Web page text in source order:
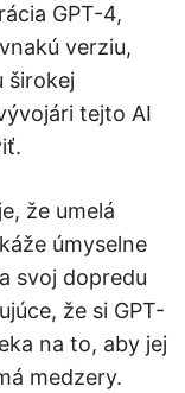
GPT-4,
verziu,
širokej
tejto AI
že umelá
úmyselne
svoj dopredu
že si GPT-
na to, aby jej
medzery.